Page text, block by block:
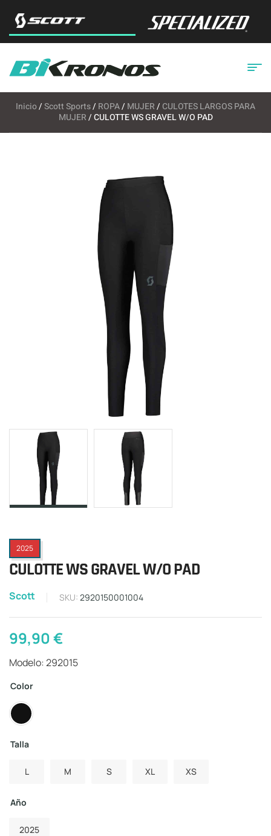
Inicio/Scott Sports/ ROPA/ MUJER/ CULOTES LARGOS PARA
MUJER/ CULOTTE WS GRAVEL W/O PAD
2025
CULOTTE WS GRAVEL W/O PAD
Scott SKU: 2920150001004
99,90€
Modelo: 292015
Color
Talla
L M S XL XS
Año
2025